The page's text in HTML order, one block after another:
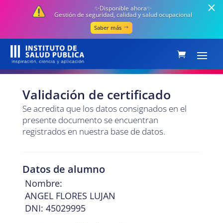
✨Disponible ahora✨
Gestión de seguridad, calidad y salud ocupacional
Saber más
Validación de certificado
Se acredita que los datos consignados en el
presente documento se encuentran
registrados en nuestra base de datos.
Datos de alumno
Nombre:
ANGEL FLORES LUJAN
DNI: 45029995